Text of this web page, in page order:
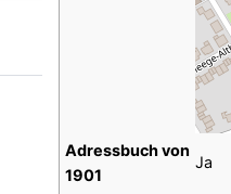
Adressbuch von
1901
Ja